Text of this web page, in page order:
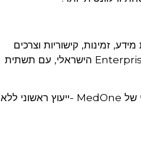
זמינות, קישוריות וצרכים
עסקיים אמיתיים. MedOne מספקת פתרונות Hybrid Cloud שנבנו עבור שוק ה-Enterprise הישראלי, עם תשתית
רוצים לדעת איזה מודל Hybrid Cloud מתאים לארגון שלכם? דברו עם הצוות הטכני של MedOne -ייעוץ ראשוני ללא